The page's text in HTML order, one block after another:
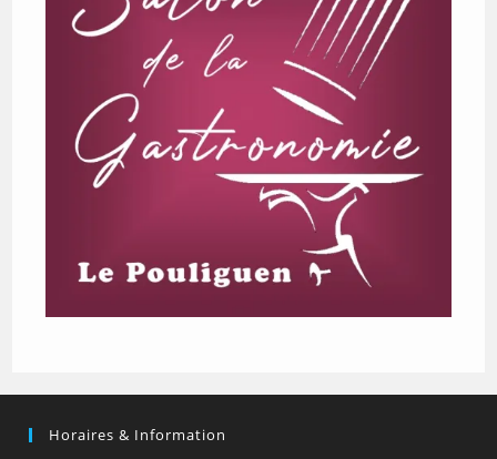
Horaires & Information